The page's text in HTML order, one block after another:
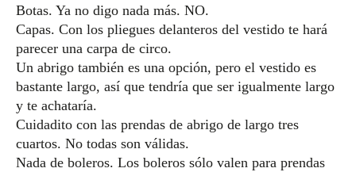
Botas. Ya no digo nada más. NO.
Capas. Con los pliegues delanteros del vestido te hará
parecer una carpa de circo.
Un abrigo también es una opción, pero el vestido es
bastante largo, así que tendría que ser igualmente largo
y te achataría.
Cuidadito con las prendas de abrigo de largo tres
cuartos. No todas son válidas.
Nada de boleros. Los boleros sólo valen para prendas